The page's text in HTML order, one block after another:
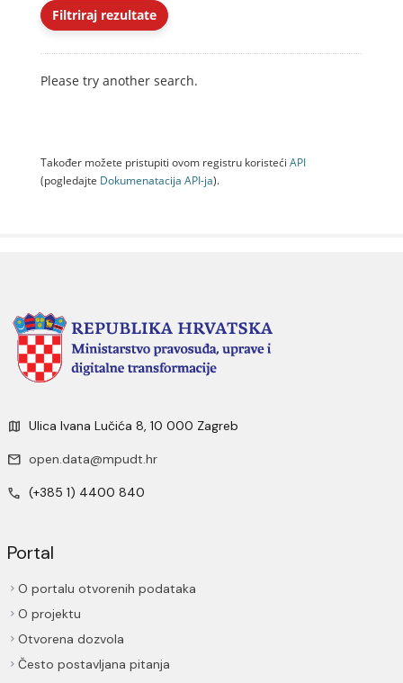
Filtriraj rezultate
Please try another search.
Također možete pristupiti ovom registru koristeći API
(pogledajte Dokumenаtаcijа API-jа).